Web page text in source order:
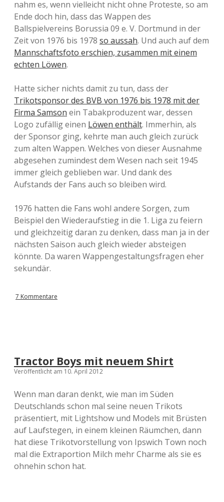
nahm es, wenn vielleicht nicht ohne Proteste, so am
Ende doch hin, dass das Wappen des
Ballspielvereins Borussia 09 e. V. Dortmund in der
Zeit von 1976 bis 1978 so aussah. Und auch auf dem
Mannschaftsfoto erschien, zusammen mit einem
echten Löwen.
Hatte sicher nichts damit zu tun, dass der
Trikotsponsor des BVB von 1976 bis 1978 mit der
Firma Samson ein Tabakproduzent war, dessen
Logo zufällig einen Löwen enthält. Immerhin, als
der Sponsor ging, kehrte man auch gleich zurück
zum alten Wappen. Welches von dieser Ausnahme
abgesehen zumindest dem Wesen nach seit 1945
immer gleich geblieben war. Und dank des
Aufstands der Fans auch so bleiben wird.
1976 hatten die Fans wohl andere Sorgen, zum
Beispiel den Wiederaufstieg in die 1. Liga zu feiern
und gleichzeitig daran zu denken, dass man ja in der
nächsten Saison auch gleich wieder absteigen
könnte. Da waren Wappengestaltungsfragen eher
sekundär.
7 Kommentare
Tractor Boys mit neuem Shirt
Veröffentlicht am 10. April 2012
Wenn man daran denkt, wie man im Süden
Deutschlands schon mal seine neuen Trikots
präsentiert, mit Lightshow und Models mit Brüsten
auf Laufstegen, in einem kleinen Räumchen, dann
hat diese Trikotvorstellung von Ipswich Town noch
mal die Extraportion Milch mehr Charme als sie es
ohnehin schon hat.